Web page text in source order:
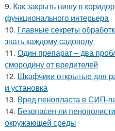
9. Как закрыть нишу в
функционального интерьера
10. Главные секреты
знать каждому садоводу
11. Один препарат – два
смородину от вредителей
12. Шкафчики открытые для
и установка
13. Вред пенопласта в СИП-
14. Безопасен ли
окружающей среды